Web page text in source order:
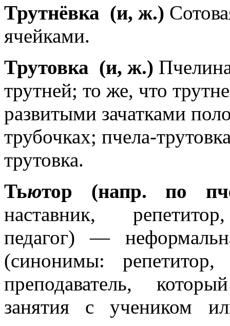
Трутнёвка (и, ж.)
ячейками.
Трутовка (и, ж.)
трутней; то же, что
развитыми зачатками
трубочках; пчела-
трутовка.
Тьютор (напр. по
наставник,
педагог) —
(синонимы: репетитор,
преподаватель,
занятия с учеником